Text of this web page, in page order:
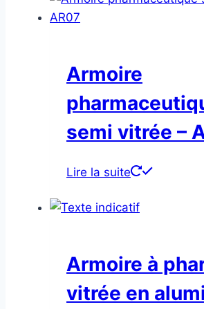
Armoire
semi vitrée –
Lire la suite
Armoire à
vitrée en